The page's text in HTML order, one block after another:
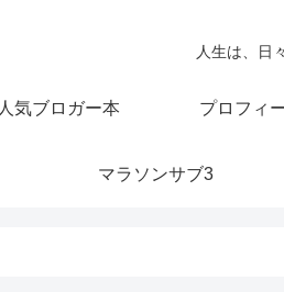
人生は、日
人気ブロガー本 プロフィ
マラソンサブ3